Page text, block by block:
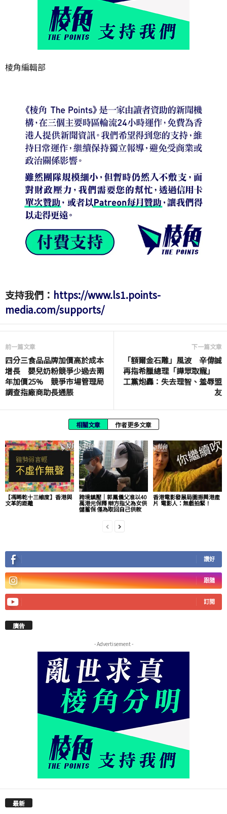
棱角編輯部
支持我們： https://www.ls1.points-
media.com/supports/
前一篇文章
四分三食品品牌加價高於成本
增長 嬰兒奶粉競爭少過去兩
年加價25% 競爭市場管理局
調查指廠商助長通脹
下一篇文章
「額爾金石雕」風波 辛偉誠
再指希臘總理「譁眾取寵」
工黨炮轟：失去理智、羞辱盟
友
相關文章 作者更多文章
【馮睎乾十三維度】香港與
文革的距離
跨境鎮壓｜郭鳳儀父准以40
萬港元保釋 辯方指父為女供
儲蓄保 僅為取回自己供款
香港電影發展局圖振興港產
片 電影人：無戲拍緊！
讚好
跟隨
訂閱
廣告
- Advertisement -
最新